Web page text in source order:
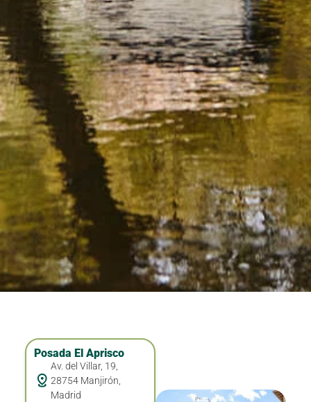
Posada El Aprisco
Av. del Villar, 19,
28754 Manjirón,
Madrid